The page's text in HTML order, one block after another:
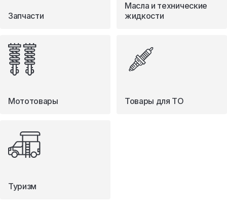
Запчасти
Масла и технические
жидкости
Мототовары Товары для ТО
Туризм